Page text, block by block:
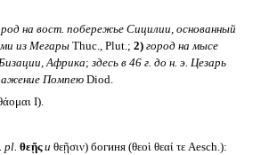
на вост. побережье Сицилии, основанный
из МегарыThuc., Plut.; 2) город на мысе
Африка; здесь в 46 г. до н. э. Цезарь
ПомпеюDiod.
I).
pl. θεῇςи θεῇσιν) богиня (θεοὶ θεαί τε Aesch.):